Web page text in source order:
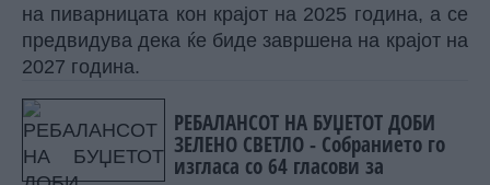
на пиварницата кон крајот на 2025 година, а се
предвидува дека ќе биде завршена на крајот на
2027 година.
РЕБАЛАНСОТ НА БУЏЕТОТ ДОБИ
ЗЕЛЕНО СВЕТЛО - Собранието го
изгласа со 64 гласови за